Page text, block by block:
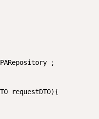
;
requestDTO){